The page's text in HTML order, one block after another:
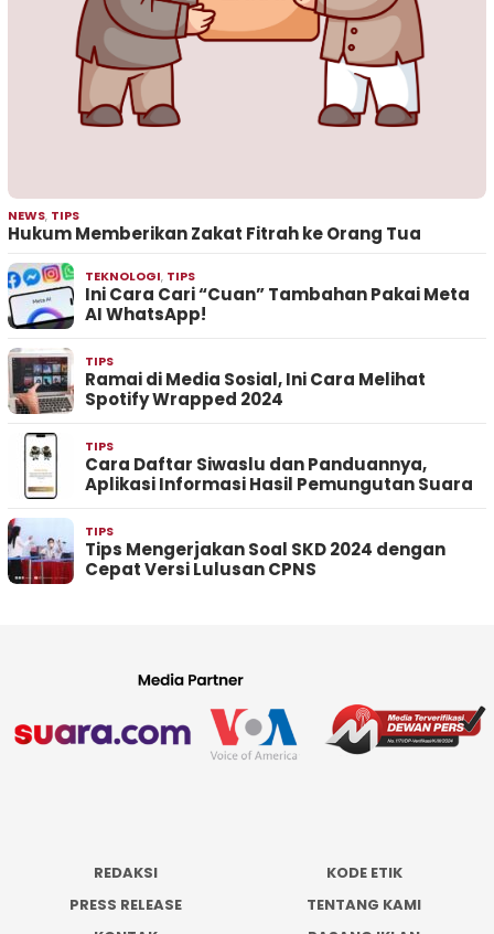
NEWS, TIPS
Hukum Memberikan Zakat Fitrah ke Orang Tua
TEKNOLOGI, TIPS
Ini Cara Cari “Cuan” Tambahan Pakai Meta
AI WhatsApp!
TIPS
Ramai di Media Sosial, Ini Cara Melihat
Spotify Wrapped 2024
TIPS
Cara Daftar Siwaslu dan Panduannya,
Aplikasi Informasi Hasil Pemungutan Suara
TIPS
Tips Mengerjakan Soal SKD 2024 dengan
Cepat Versi Lulusan CPNS
REDAKSI
KODE ETIK
PRESS RELEASE
TENTANG KAMI